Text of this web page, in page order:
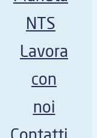
NTS
Lavora
con
noi